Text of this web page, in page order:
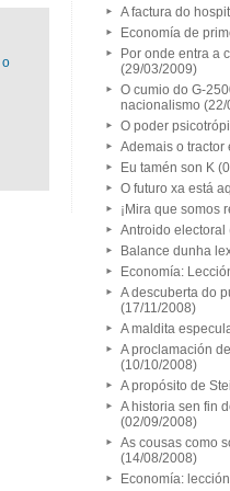
o
A factura do
Economía de
Por onde entra a
(29/03/2009)
O cumio do G-
nacionalismo (22/
O poder
Ademais o tractor
Eu tamén son K
O futuro xa está
¡Mira que somos
Antroido electoral
Balance dunha
Economía:
A descuberta do
(17/11/2008)
A maldita
A proclamación
(10/10/2008)
A propósito de
A historia sen fin
(02/09/2008)
As cousas como
(14/08/2008)
Economía: